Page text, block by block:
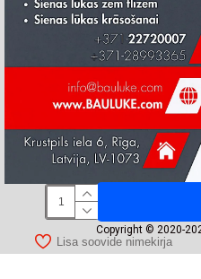
Lisa soovide nimekirja
Copyright © 2020-